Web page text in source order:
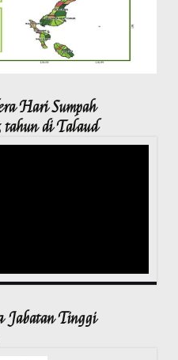
Hari Sumpah
di Talaud
Jabatan Tinggi